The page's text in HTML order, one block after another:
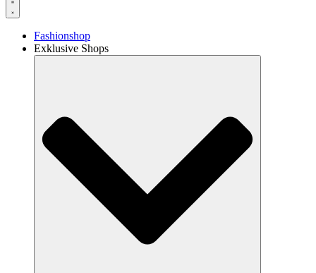
Fashionshop
Exklusive Shops